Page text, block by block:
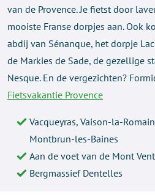
van de Provence. Je fietst door
mooiste Franse dorpjes aan. Ook
abdij van Sénanque, het dorpje
de Markies de Sade, de gezellige
Nesque. En de vergezichten?
Fietsvakantie Provence
Vacqueyras, Vaison-la-
Montbrun-les-Baines
Aan de voet van de Mont
Bergmassief Dentelles